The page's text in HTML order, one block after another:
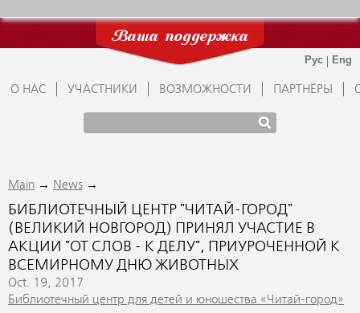
Ваша поддержка
О НАС УЧАСТНИКИ ВОЗМОЖНОСТИ ПАРТНЁРЫ
Main → News →
БИБЛИОТЕЧНЫЙ ЦЕНТР "ЧИТАЙ-ГОРОД"
(ВЕЛИКИЙ НОВГОРОД) ПРИНЯЛ УЧАСТИЕ В
АКЦИИ "ОТ СЛОВ - К ДЕЛУ", ПРИУРОЧЕННОЙ К
ВСЕМИРНОМУ ДНЮ ЖИВОТНЫХ
Oct. 19, 2017
Библиотечный центр для детей и юношества «Читай-город»